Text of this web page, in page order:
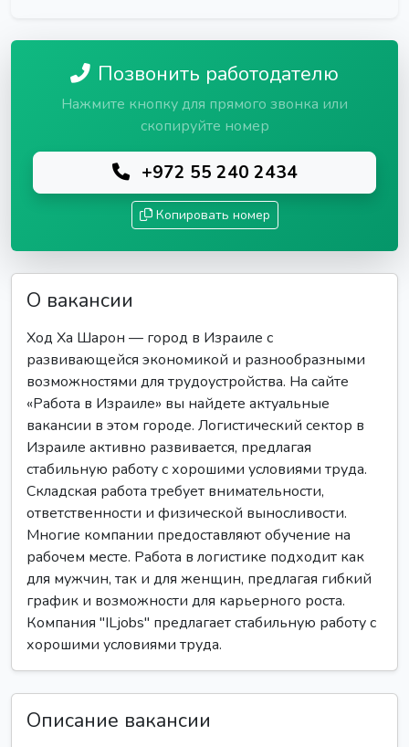
Позвонить работодателю
Нажмите кнопку для прямого звонка или
скопируйте номер
+972 55 240 2434
Копировать номер
О вакансии
Ход Ха Шарон — город в Израиле с
развивающейся экономикой и разнообразными
возможностями для трудоустройства. На сайте
«Работа в Израиле» вы найдете актуальные
вакансии в этом городе. Логистический сектор в
Израиле активно развивается, предлагая
стабильную работу с хорошими условиями труда.
Складская работа требует внимательности,
ответственности и физической выносливости.
Многие компании предоставляют обучение на
рабочем месте. Работа в логистике подходит как
для мужчин, так и для женщин, предлагая гибкий
график и возможности для карьерного роста.
Компания "ILjobs" предлагает стабильную работу с
хорошими условиями труда.
Описание вакансии